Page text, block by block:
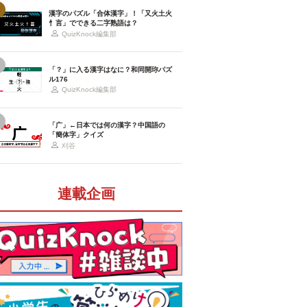
漢字のパズル「合体漢字」！「又火土火
忄言」でできる二字熟語は？
QuizKnock編集部
「？」に入る漢字はなに？和同開珎パズ
ル176
QuizKnock編集部
「广」←日本では何の漢字？中国語の
「簡体字」クイズ
刈谷
連載企画